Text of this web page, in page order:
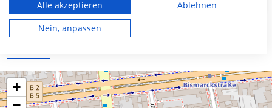
+
Performance von Inhalten. Analyse von Zielgruppen durch Statistiken
oder Kombinationen von Daten aus verschiedenen Quellen. Entwicklung
und Verbesserung der Angebote. Verwendung reduzierter Daten zur
Auswahl von Inhalten.
die USA gesendet werden.
Ihre Einwilligung und die cookie Richtlinie gelten ausschließlich für diese
Website/App.
Partnerliste anzeigen (1 IAB-Anbieter)
Alle akzeptieren
Ablehnen
Nein, anpassen